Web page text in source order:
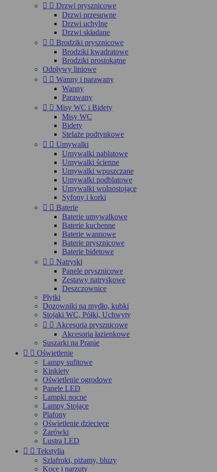
  Drzwi prysznicowe
Drzwi przesuwne
Drzwi uchylne
Drzwi składane
  Brodziki prysznicowe
Brodziki kwadratowe
Brodziki prostokątne
Odpływy liniowe
  Wanny i parawany
Wanny
Parawany
  Misy WC i Bidety
Misy WC
Bidety
Stelaże podtynkowe
  Umywalki
Umywalki nablatowe
Umywalki ścienne
Umywalki wpuszczane
Umywalki podblatowe
Umywalki wolnostojące
Syfony i korki
  Baterie
Baterie umywalkowe
Baterie kuchenne
Baterie wannowe
Baterie prysznicowe
Baterie bidetowe
  Natryski
Panele prysznicowe
Zestawy natryskowe
Deszczownice
Płytki
Dozowniki na mydło, kubki
Stojaki WC, Półki, Uchwyty
  Akcesoria prysznicowe
Akcesoria łazienkowe
Suszarki na Pranie
  Oświetlenie
Lampy sufitowe
Kinkiety
Oświetlenie ogrodowe
Panele LED
Lampki nocne
Lampy Stojące
Plafony
Oświetlenie dziecięce
Żarówki
Lustra LED
  Tekstylia
Szlafroki, piżamy, bluzy
Koce i narzuty